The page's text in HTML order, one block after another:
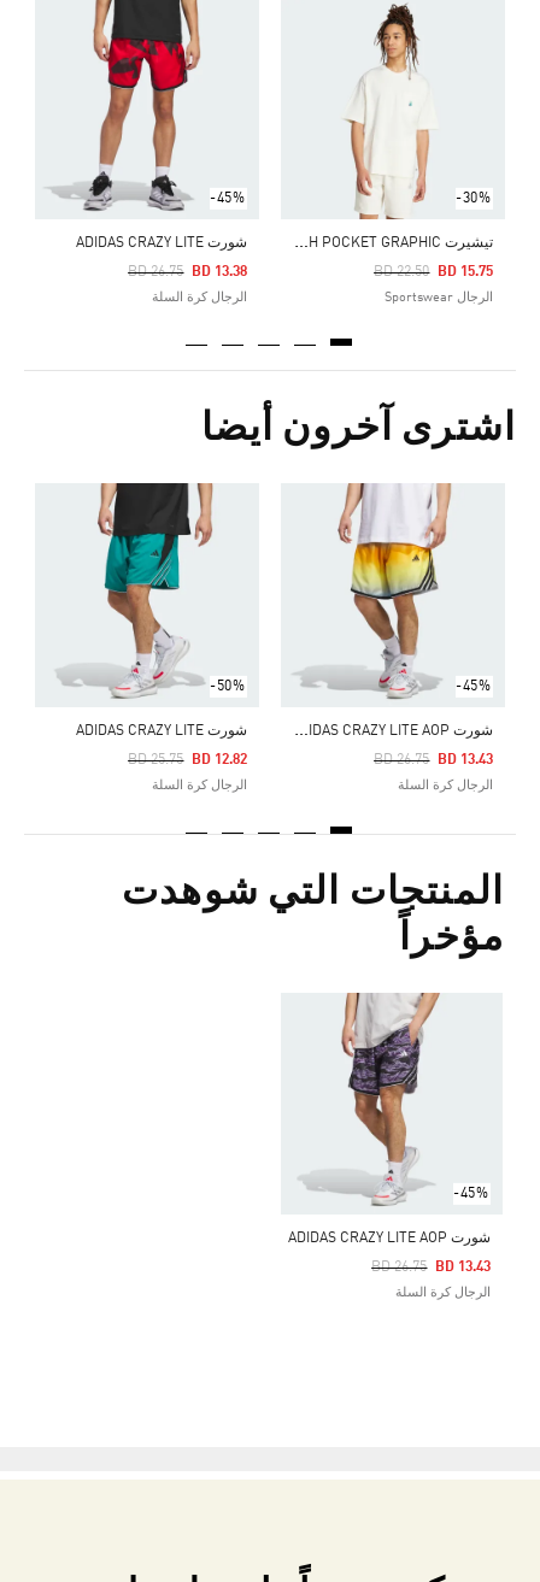
-30%
ت
يشيرت DOG SOCCER PATCH POCKET GRAPHIC
Price Reduced From
BD 22.50
To BD 15.75
الرجال Sportswear
-45%
شورت ADIDAS CRAZY LITE
Price Reduced From
BD 26.75
To BD 13.38
الرجال كرة السلة
اشترى آخرون أيضا
-45%
ش
ورت ADIDAS CRAZY LITE AOP
Price Reduced From
BD 26.75
To BD 13.43
الرجال كرة السلة
-50%
شورت ADIDAS CRAZY LITE
Price Reduced From
BD 25.75
To BD 12.82
الرجال كرة السلة
المنتجات التي شوهدت
مؤخراً
-45%
شورت ADIDAS CRAZY LITE AOP
Price Reduced From
BD 26.75
To BD 13.43
الرجال كرة السلة